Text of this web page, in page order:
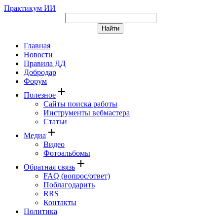
Практикум ИИ
Главная
Новости
Правила ДД
Добродар
Форум
Полезное add
Сайты поиска работы
Инструменты вебмастера
Статьи
Медиа add
Видео
Фотоальбомы
Обратная связь add
FAQ (вопрос/ответ)
Поблагодарить
RRS
Контакты
Политика